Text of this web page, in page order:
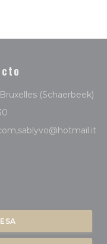
(Schaerbeek)
((abre en una